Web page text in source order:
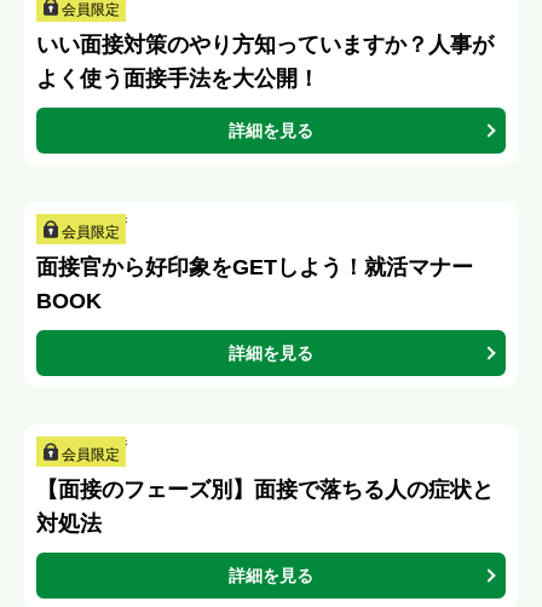
会員限定
いい面接対策のやり方知っていますか？人事が
よく使う面接手法を大公開！
詳細を見る
会員限定
面接官から好印象をGETしよう！就活マナー
BOOK
詳細を見る
会員限定
【面接のフェーズ別】面接で落ちる人の症状と
対処法
詳細を見る